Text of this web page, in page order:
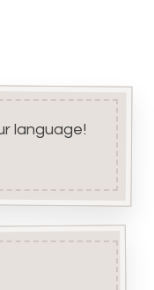
language!